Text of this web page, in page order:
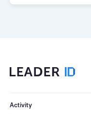
Activity